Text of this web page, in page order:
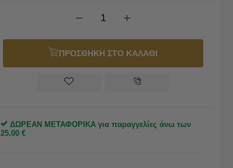
+
−
ΠΡΟΣΘΗΚΗ ΣΤΟ ΚΑΛΑΘΙ
ΔΩΡΕΑΝ ΜΕΤΑΦΟΡΙΚΑ για παραγγελίες άνω των
25.00 €